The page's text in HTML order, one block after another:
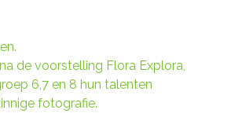
de voorstelling Flora Explora,
6,7 en 8 hun talenten
fotografie.